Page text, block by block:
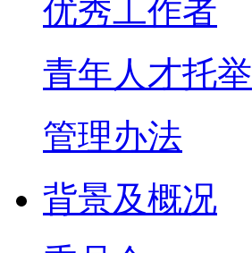
优秀工作者
青年人才托举
管理办法
背景及概况